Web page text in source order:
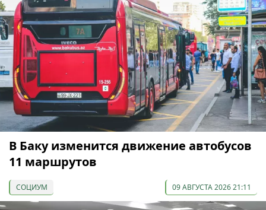
В Баку изменится движение автобусов
11 маршрутов
СОЦИУМ 09 АВГУСТА 2026 21:11